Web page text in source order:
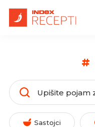
#
Sastojci